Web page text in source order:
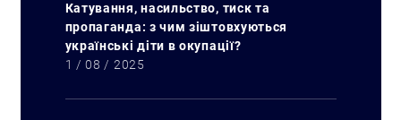
Катування, насильство, тиск та
пропаганда: з чим зіштовхуються
українські діти в окупації?
1 / 08 / 2025